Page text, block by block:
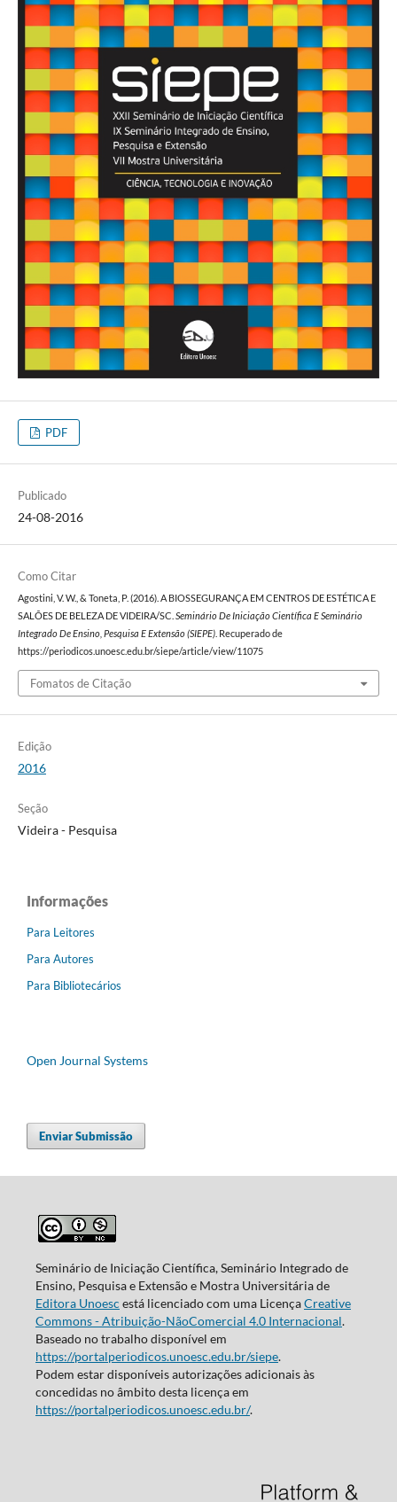
PDF
Publicado
24-08-2016
Como Citar
Agostini, V. W., & Toneta, P. (2016). A BIOSSEGURANÇA EM CENTROS DE ESTÉTICA E
SALÕES DE BELEZA DE VIDEIRA/SC. Seminário De Iniciação Científica E Seminário
Integrado De Ensino, Pesquisa E Extensão (SIEPE). Recuperado de
https://periodicos.unoesc.edu.br/siepe/article/view/11075
Fomatos de Citação
Edição
2016
Seção
Videira - Pesquisa
Informações
Para Leitores
Para Autores
Para Bibliotecários
Open Journal Systems
Enviar Submissão
Seminário de Iniciação Científica, Seminário Integrado de
Ensino, Pesquisa e Extensão e Mostra Universitária de
Editora Unoesc está licenciado com uma LicençaCreative
Commons - Atribuição-NãoComercial 4.0 Internacional.
Baseado no trabalho disponível em
https://portalperiodicos.unoesc.edu.br/siepe.
Podem estar disponíveis autorizações adicionais às
concedidas no âmbito desta licença em
https://portalperiodicos.unoesc.edu.br/.